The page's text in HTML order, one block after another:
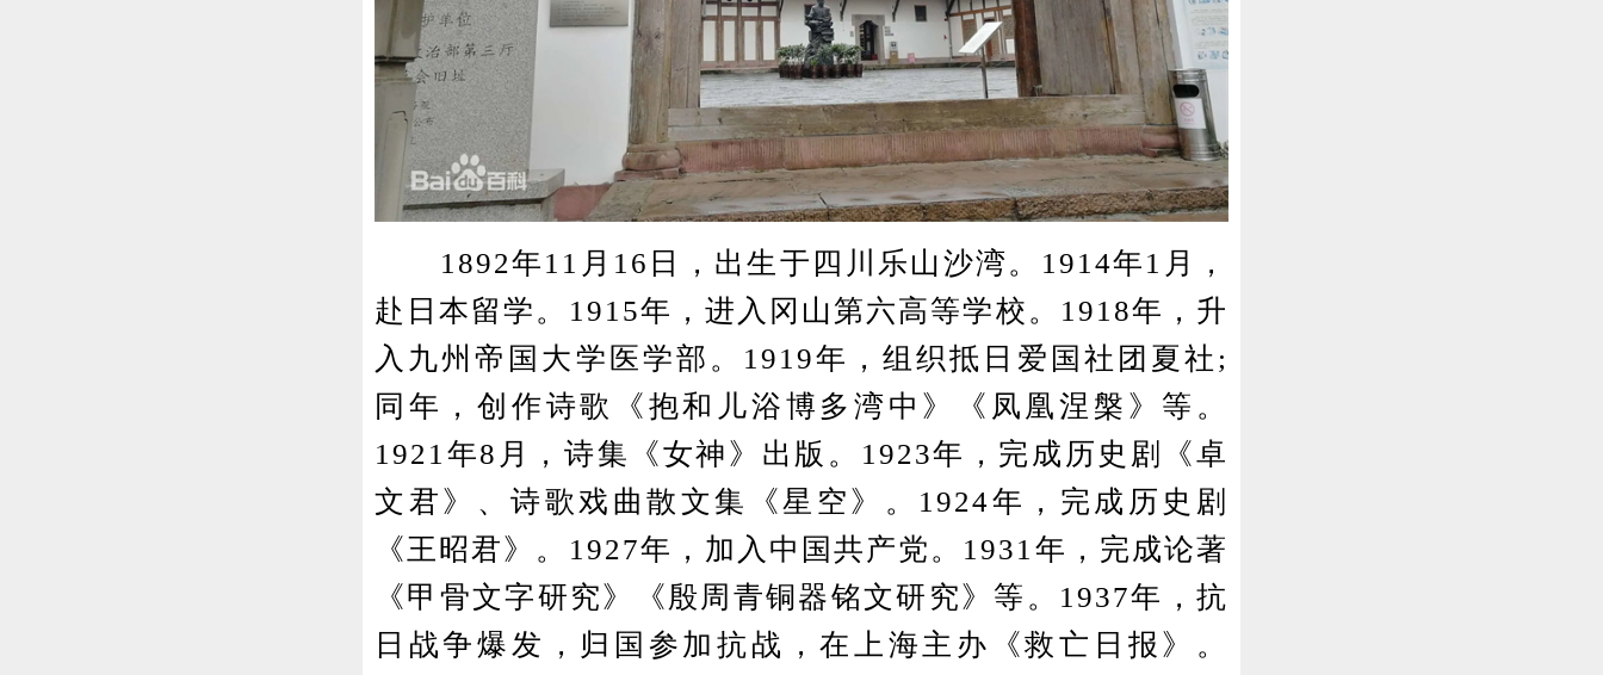
1892年11月16日，出生于四川乐山沙湾。1914年1月，
赴日本留学。1915年，进入冈山第六高等学校。1918年，升
入九州帝国大学医学部。1919年，组织抵日爱国社团夏社;
同年，创作诗歌《抱和儿浴博多湾中》《凤凰涅槃》等。
1921年8月，诗集《女神》出版。1923年，完成历史剧《卓
文君》、诗歌戏曲散文集《星空》。1924年，完成历史剧
《王昭君》。1927年，加入中国共产党。1931年，完成论著
《甲骨文字研究》《殷周青铜器铭文研究》等。1937年，抗
日战争爆发，归国参加抗战，在上海主办《救亡日报》。